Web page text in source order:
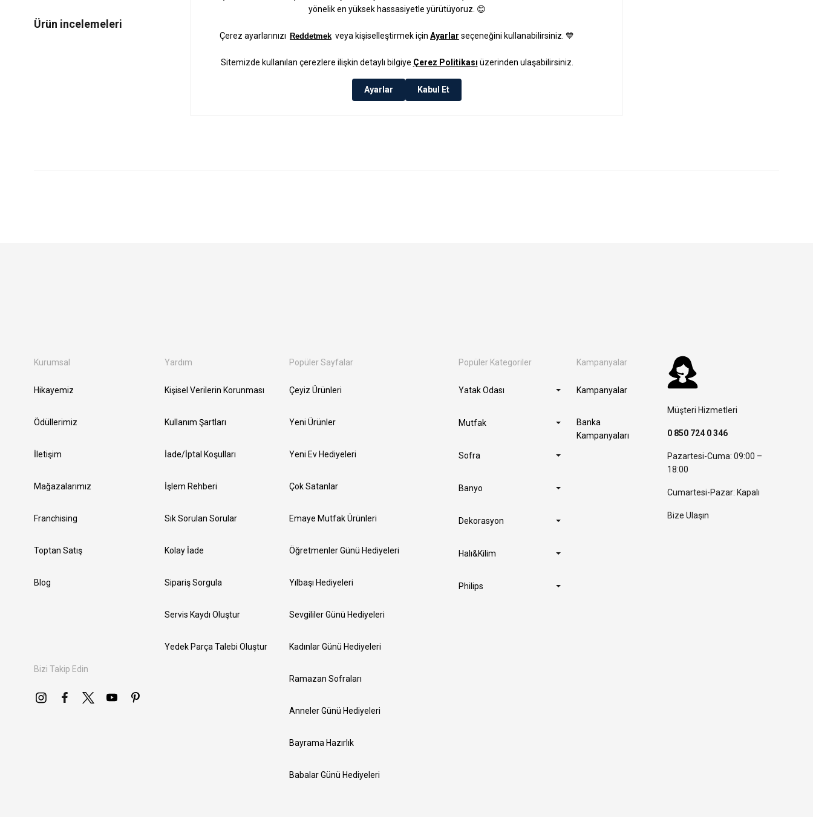
Kurumsal
Hikayemiz
Ödüllerimiz
İletişim
Mağazalarımız
Franchising
Toptan Satış
Blog
Bizi Takip Edin
Yardım
Kişisel Verilerin Korunması
Kullanım Şartları
İade/İptal Koşulları
İşlem Rehberi
Sık Sorulan Sorular
Kolay İade
Sipariş Sorgula
Servis Kaydı Oluştur
Yedek Parça Talebi Oluştur
Popüler Sayfalar
Çeyiz Ürünleri
Yeni Ürünler
Yeni Ev Hediyeleri
Çok Satanlar
Emaye Mutfak Ürünleri
Öğretmenler Günü Hediyeleri
Yılbaşı Hediyeleri
Sevgililer Günü Hediyeleri
Kadınlar Günü Hediyeleri
Ramazan Sofraları
Anneler Günü Hediyeleri
Bayrama Hazırlık
Babalar Günü Hediyeleri
Popüler Kategoriler
Yatak Odası
Mutfak
Sofra
Banyo
Dekorasyon
Halı&Kilim
Philips
Kampanyalar
Kampanyalar
Banka
Kampanyaları
Müşteri Hizmetleri
0 850 724 0 346
Pazartesi-Cuma: 09:00 –
18:00
Cumartesi-Pazar: Kapalı
Bize Ulaşın